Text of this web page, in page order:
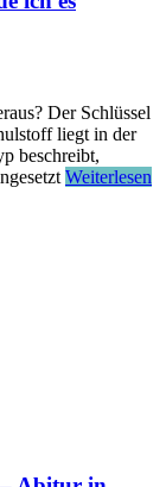
Der Schlüssel
liegt in der
beschreibt,
Weiterlesen